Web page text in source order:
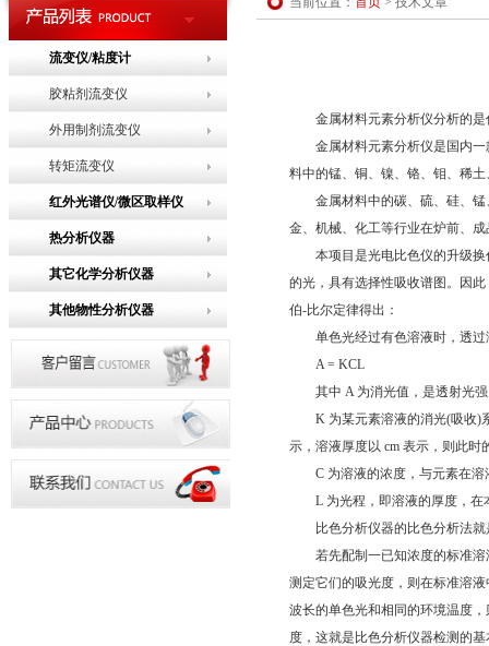
流变仪/粘度计
胶粘剂流变仪
外用制剂流变仪
转矩流变仪
红外光谱仪/微区取样仪
热分析仪器
其它化学分析仪器
其他物性分析仪器
金属材料元素分析仪分析的是
金属材料元素分析仪是国内一
料中的锰、铜、镍、铬、钼、稀
金属材料中的碳、硫、硅、锰
金、机械、化工等行业在炉前、
本项目是光电比色仪的升级换
的光，具有选择性吸收谱图。因
伯-比尔定律得出：
单色光经过有色溶液时，透过
A = KCL
其中 A 为消光值，是透射光强
K 为某元素溶液的消光(吸收)系
示，溶液厚度以 cm 表示，则此时
C 为溶液的浓度，与元素在溶
L 为光程，即溶液的厚度，在
比色分析仪器的比色分析法就
若先配制一已知浓度的标准溶
测定它们的吸光度，则在标准溶
波长的单色光和相同的环境温度
度，这就是比色分析仪器检测的